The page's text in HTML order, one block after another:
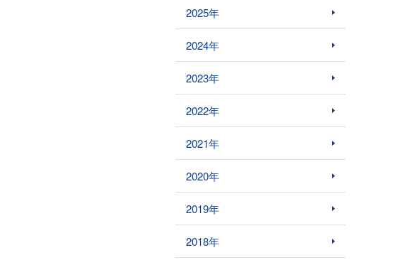
2025年
2024年
2023年
2022年
2021年
2020年
2019年
2018年